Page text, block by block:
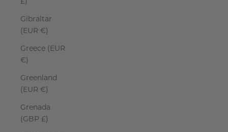
£)
Gibraltar
(EUR €)
Greece (EUR
€)
Greenland
(EUR €)
Grenada
(GBP £)